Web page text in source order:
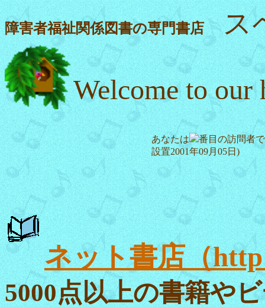
あなたは
番目の訪問者
設置2001年09月05日)
障害者福祉関係図書の専門書店 ス
Welcome to our
ネット書店（
5000点以上の書籍や